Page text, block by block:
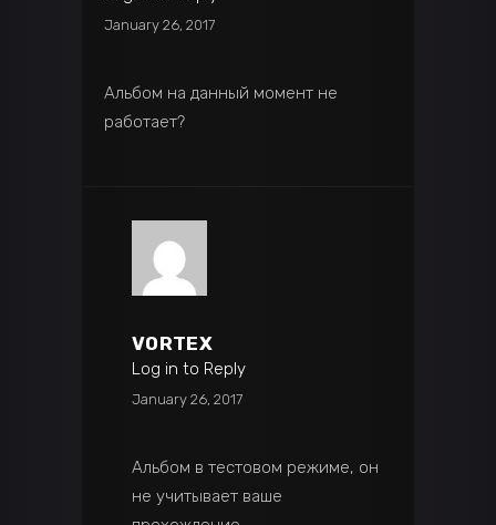
January 26, 2017
Альбом на данный момент не
работает?
VORTEX
Log in to Reply
January 26, 2017
Альбом в тестовом режиме, он
не учитывает ваше